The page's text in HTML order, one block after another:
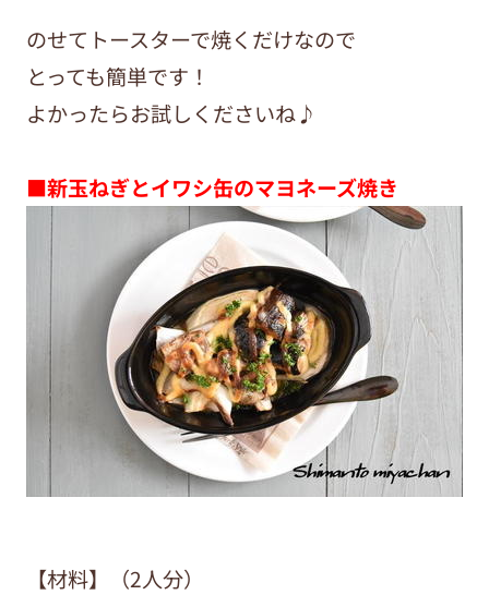
のせてトースターで焼くだけなので
とっても簡単です！
よかったらお試しくださいね♪
■新玉ねぎとイワシ缶のマヨネーズ焼き
【材料】 （2人分）